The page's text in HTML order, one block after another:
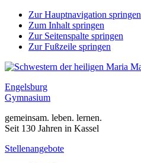
Zur Hauptnavigation springen
Zum Inhalt springen
Zur Seitenspalte springen
Zur Fußzeile springen
Engelsburg
Gymnasium
gemeinsam. leben. lernen.
Seit 130 Jahren in Kassel
Stellenangebote